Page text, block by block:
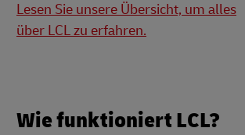
Lesen Sie unsere Übersicht, um alles
über LCL zu erfahren.
Wie funktioniert LCL?